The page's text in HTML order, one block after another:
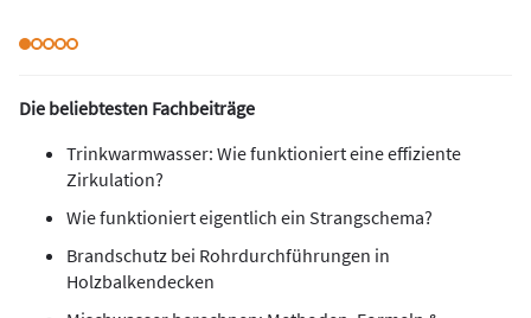
Die beliebtesten Fachbeiträge
Trinkwarmwasser: Wie funktioniert eine effiziente
Zirkulation?
Wie funktioniert eigentlich ein Strangschema?
Brandschutz bei Rohrdurchführungen in
Holzbalkendecken